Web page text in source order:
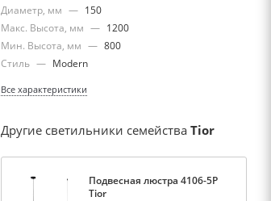
Диаметр, мм — 150
Макс. Высота, мм — 1200
Мин. Высота, мм — 800
Стиль — Modern
Все характеристики
Другие светильники семейства Tior
Подвесная люстра 4106-5P
Tior